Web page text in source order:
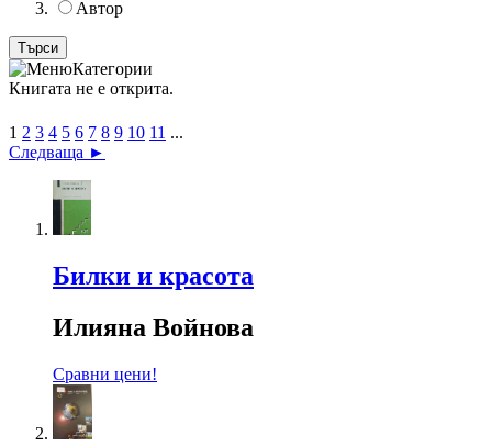
Автор
Категории
Книгата не е открита.
1 2 3 4 5 6 7 8 9 10 11 ...
Следваща ►
Билки и красота
Илияна Войнова
Сравни цени!